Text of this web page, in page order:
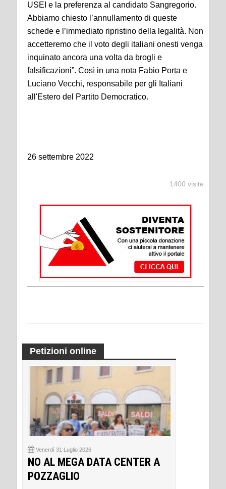
USEI e la preferenza al candidato Sangregorio.
Abbiamo chiesto l’annullamento di queste
schede e l’immediato ripristino della legalità. Non
accetteremo che il voto degli italiani onesti venga
inquinato ancora una volta da brogli e
falsificazioni”. Così in una nota Fabio Porta e
Luciano Vecchi, responsabile per gli Italiani
all'Estero del Partito Democratico.
26 settembre 2022
1400 visite
Petizioni online
Venerdì 31 Luglio 2026
NO AL MEGA DATA CENTER A
POZZAGLIO